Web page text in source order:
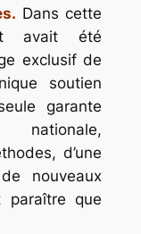
Dans cette
avait été
exclusif de
soutien
garante
nationale,
d’une
nouveaux
paraître que